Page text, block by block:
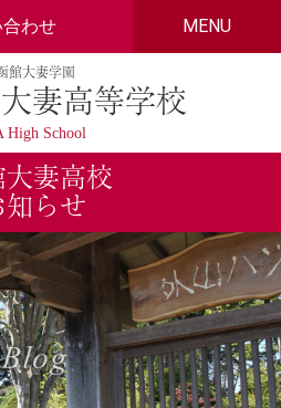
館大妻学園
妻高等学校
High School
わせ MENU
大妻高校
知らせ